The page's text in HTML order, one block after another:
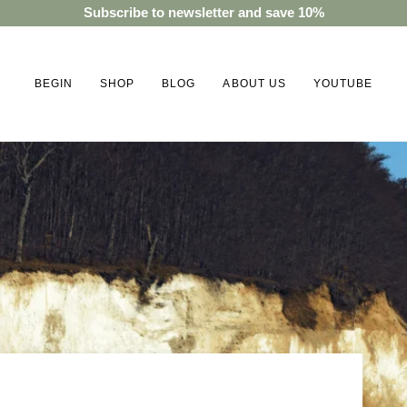
Subscribe to newsletter and save 10%
BEGIN SHOP BLOG ABOUT US YOUTUBE